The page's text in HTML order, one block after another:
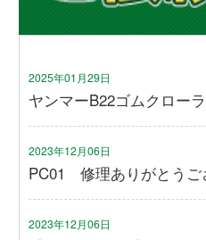
2025年01月29日
ヤンマーB22ゴムクロー
2023年12月06日
PC01 修理ありがとうご
2023年12月06日